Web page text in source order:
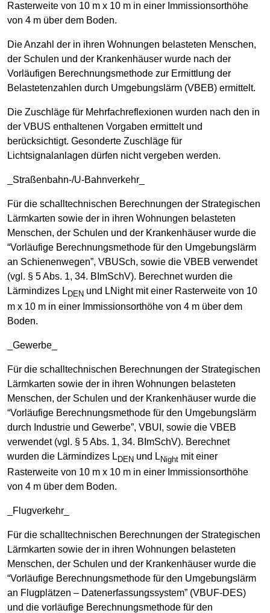
Rasterweite von 10 m x 10 m in einer Immissionsorthöhe
von 4 m über dem Boden.
Die Anzahl der in ihren Wohnungen belasteten Menschen,
der Schulen und der Krankenhäuser wurde nach der
Vorläufigen Berechnungsmethode zur Ermittlung der
Belastetenzahlen durch Umgebungslärm (VBEB) ermittelt.
Die Zuschläge für Mehrfachreflexionen wurden nach den in
der VBUS enthaltenen Vorgaben ermittelt und
berücksichtigt. Gesonderte Zuschläge für
Lichtsignalanlagen dürfen nicht vergeben werden.
_Straßenbahn-/U-Bahnverkehr_
Für die schalltechnischen Berechnungen der Strategischen
Lärmkarten sowie der in ihren Wohnungen belasteten
Menschen, der Schulen und der Krankenhäuser wurde die
“Vorläufige Berechnungsmethode für den Umgebungslärm
an Schienenwegen”, VBUSch, sowie die VBEB verwendet
(vgl. § 5 Abs. 1, 34. BImSchV). Berechnet wurden die
Lärmindizes L DEN und LNight mit einer Rasterweite von 10
m x 10 m in einer Immissionsorthöhe von 4 m über dem
Boden.
_Gewerbe_
Für die schalltechnischen Berechnungen der Strategischen
Lärmkarten sowie der in ihren Wohnungen belasteten
Menschen, der Schulen und der Krankenhäuser wurde die
“Vorläufige Berechnungsmethode für den Umgebungslärm
durch Industrie und Gewerbe”, VBUI, sowie die VBEB
verwendet (vgl. § 5 Abs. 1, 34. BImSchV). Berechnet
wurden die Lärmindizes L DEN und L Night mit einer
Rasterweite von 10 m x 10 m in einer Immissionsorthöhe
von 4 m über dem Boden.
_Flugverkehr_
Für die schalltechnischen Berechnungen der Strategischen
Lärmkarten sowie der in ihren Wohnungen belasteten
Menschen, der Schulen und der Krankenhäuser wurde die
“Vorläufige Berechnungsmethode für den Umgebungslärm
an Flugplätzen – Datenerfassungssystem” (VBUF-DES)
und die vorläufige Berechnungsmethode für den